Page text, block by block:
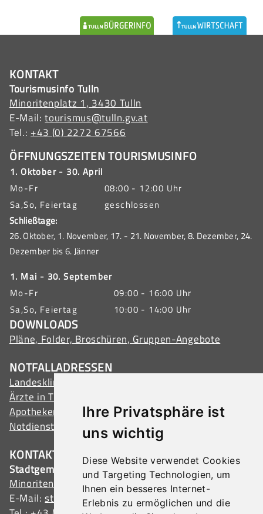
Ihre Privatsphäre ist
uns wichtig
Diese Website verwendet Cookies
und Targeting Technologien, um
Ihnen ein besseres Internet-
Erlebnis zu ermöglichen und die
KONTAKT
Tourismusinfo Tulln
Minoritenplatz 1, 3430 Tulln
E-Mail:tourismus@tulln.gv.at
Tel.: +43 (0) 2272 67566
ÖFFNUNGSZEITEN TOURISMUSINFO
1. Oktober - 30. April
Mo-Fr
08:00 - 12:00 Uhr
Sa,So, Feiertag
geschlossen
Schließtage:
26. Oktober, 1. November, 17. - 21. November, 8. Dezember, 24.
Dezember bis 6. Jänner
1. Mai - 30. September
Mo-Fr
09:00 - 16:00 Uhr
Sa,So, Feiertag
10:00 - 14:00 Uhr
DOWNLOADS
Pläne, Folder, Broschüren, Gruppen-Angebote
NOTFALLADRESSEN
Landeskliniken Tulln
Ärzte in Tulln
Apotheken in Tulln
Notdienste
KONTAKT
Stadtgemeinde Tulln
Minoritenplatz 1, 3430 Tulln, Austria
E-Mail:stadtamt@tulln.gv.at